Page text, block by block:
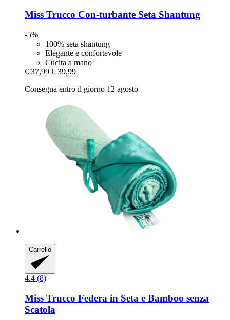
Miss Trucco Con-​turbante Seta Shantung
-5%
100% seta shantung
Elegante e confortevole
Cucita a mano
€ 37,99 € 39,99
Consegna entro il giorno 12 agosto
Carrello
4.4 (8)
Miss Trucco Federa in Seta e Bamboo senza
Scatola